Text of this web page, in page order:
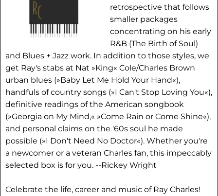
retrospective that follows
smaller packages
concentrating on his early
R&B (The Birth of Soul)
and Blues + Jazz work. In addition to those styles, we
get Ray's stabs at Nat »King« Cole/Charles Brown
urban blues (»Baby Let Me Hold Your Hand«),
handfuls of country songs (»I Can't Stop Loving You«),
definitive readings of the American songbook
(»Georgia on My Mind,« »Come Rain or Come Shine«),
and personal claims on the '60s soul he made
possible (»I Don't Need No Doctor«). Whether you're
a newcomer or a veteran Charles fan, this impeccably
selected box is for you. --Rickey Wright
Celebrate the life, career and music of Ray Charles!